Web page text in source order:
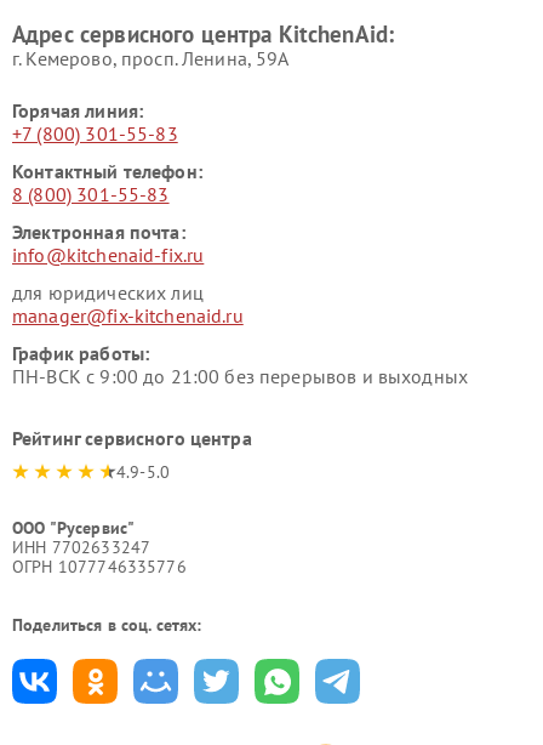
Адрес сервисного центра KitchenAid:
г. Кемерово, просп. Ленина, 59А
Горячая линия:
+7 (800) 301-55-83
Контактный телефон:
8 (800) 301-55-83
Электронная почта:
info@kitchenaid-fix.ru
для юридических лиц
manager@fix-kitchenaid.ru
График работы:
ПН-ВСК с 9:00 до 21:00 без перерывов и выходных
Рейтинг сервисного центра
4.9-5.0
ООО "Русервис"
ИНН 7702633247
ОГРН 1077746335776
Поделиться в соц. сетях: